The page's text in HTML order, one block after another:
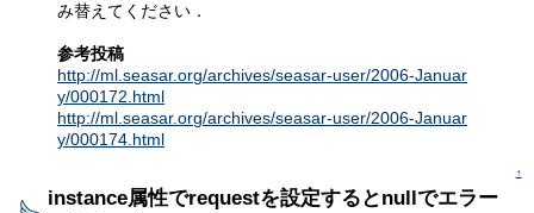
み替えてください．
参考投稿
http://ml.seasar.org/archives/seasar-user/2006-Januar
y/000172.html
http://ml.seasar.org/archives/seasar-user/2006-Januar
y/000174.html
↑
instance属性でrequestを設定するとnullでエラー